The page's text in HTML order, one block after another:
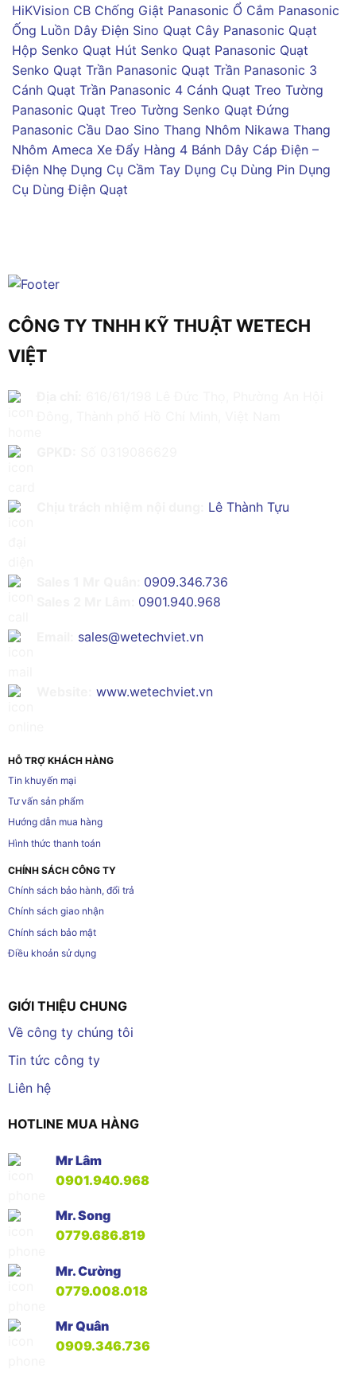
HiKVision CB Chống Giật Panasonic Ổ Cắm Panasonic
Ống Luồn Dây Điện Sino Quạt Cây Panasonic Quạt
Hộp Senko Quạt Hút Senko Quạt Panasonic Quạt
Senko Quạt Trần Panasonic Quạt Trần Panasonic 3
Cánh Quạt Trần Panasonic 4 Cánh Quạt Treo Tường
Panasonic Quạt Treo Tường Senko Quạt Đứng
Panasonic Cầu Dao Sino Thang Nhôm Nikawa Thang
Nhôm Ameca Xe Đẩy Hàng 4 Bánh Dây Cáp Điện –
Điện Nhẹ Dụng Cụ Cầm Tay Dụng Cụ Dùng Pin Dụng
Cụ Dùng Điện Quạt
CÔNG TY TNHH KỸ THUẬT WETECH
VIỆT
Lê Thành Tựu
0909.346.736
0901.940.968
sales@wetechviet.vn
www.wetechviet.vn
HỖ TRỢ KHÁCH HÀNG
Tin khuyến mại
Tư vấn sản phẩm
Hướng dẫn mua hàng
Hình thức thanh toán
CHÍNH SÁCH CÔNG TY
Chính sách bảo hành, đổi trả
Chính sách giao nhận
Chính sách bảo mật
Điều khoản sử dụng
GIỚI THIỆU CHUNG
Về công ty chúng tôi
Tin tức công ty
Liên hệ
HOTLINE MUA HÀNG
Mr Lâm
0901.940.968
Mr. Song
0779.686.819
Mr. Cường
0779.008.018
Mr Quân
0909.346.736